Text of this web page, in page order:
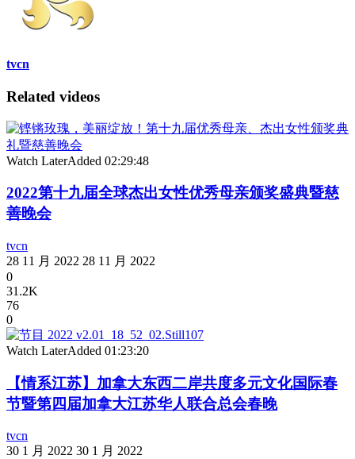
tvcn
Related videos
Watch LaterAdded 02:29:48
2022第十九届全球杰出女性优秀母亲颁奖盛典暨慈
善晚会
tvcn
28 11 月 2022 28 11 月 2022
0
31.2K
76
0
Watch LaterAdded 01:23:20
【情系江苏】加拿大东西二岸共度多元文化国际春
节暨第四届加拿大江苏华人联合总会春晚
tvcn
30 1 月 2022 30 1 月 2022